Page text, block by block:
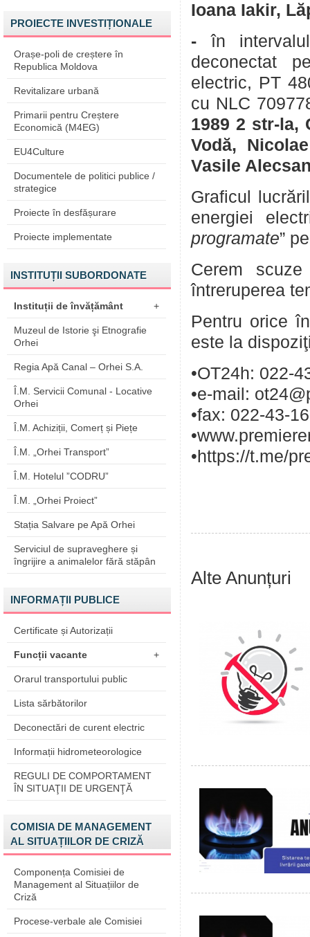
PROIECTE INVESTIȚIONALE
Orașe-poli de creștere în
Republica Moldova
Revitalizare urbană
Primarii pentru Creștere
Economică (M4EG)
EU4Culture
Documentele de politici publice /
strategice
Proiecte în desfășurare
Proiecte implementate
INSTITUȚII SUBORDONATE
Instituții de învățământ +
Muzeul de Istorie şi Etnografie
Orhei
Regia Apă Canal – Orhei S.A.
Î.M. Servicii Comunal - Locative
Orhei
Î.M. Achiziții, Comerț și Piețe
Î.M. „Orhei Transport”
Î.M. Hotelul ”CODRU”
Î.M. „Orhei Proiect”
Stația Salvare pe Apă Orhei
Serviciul de supraveghere și
îngrijire a animalelor fără stăpân
INFORMAȚII PUBLICE
Certificate și Autorizații
Funcții vacante +
Orarul transportului public
Lista sărbătorilor
Deconectări de curent electric
Informații hidrometeorologice
REGULI DE COMPORTAMENT
ÎN SITUAŢII DE URGENŢĂ
COMISIA DE MANAGEMENT
AL SITUAȚIILOR DE CRIZĂ
Componența Comisiei de
Management al Situațiilor de
Criză
Procese-verbale ale Comisiei
Ioana Iakir,
- în
deconectat
electric, PT
cu NLC
1989 2 str-la,
Vodă,
Vasile
Graficul
energiei
programate”
Cerem
întreruperea
Pentru orice
este la
•OT24h: 022-
•e-mail:
•fax: 022-43-
•https://t.me/
Alte Anunțuri